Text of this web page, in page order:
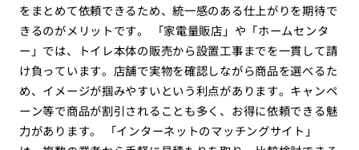
をまとめて依頼できるため、統一感のある仕上がりを期待で
きるのがメリットです。 「家電量販店」や「ホームセンタ
ー」では、トイレ本体の販売から設置工事までを一貫して請
け負っています。店舗で実物を確認しながら商品を選べるた
め、イメージが掴みやすいという利点があります。キャンペ
ーン等で商品が割引されることも多く、お得に依頼できる魅
力があります。 「インターネットのマッチングサイト」